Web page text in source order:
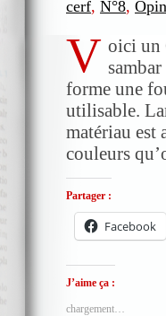
cerf, N°8,
V oici un
forme une
utilisable.
matériau est
couleurs
Partager :
Facebook
J’aime ça :
chargement…